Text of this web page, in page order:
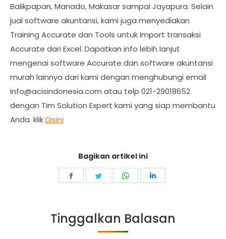
Balikpapan, Manado, Makasar sampai Jayapura. Selain
jual software akuntansi, kami juga menyediakan
Training Accurate dan Tools untuk Import transaksi
Accurate dari Excel. Dapatkan info lebih lanjut
mengenai software Accurate dan software akuntansi
murah lainnya dari kami dengan menghubungi email
info@acisindonesia.com atau telp 021-29018652
dengan Tim Solution Expert kami yang siap membantu
Anda. klikDisini
Bagikan artikel ini
Share
Share
Share
Tinggalkan Balasan